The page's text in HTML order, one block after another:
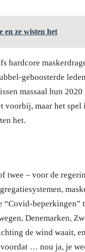
en ze wisten het
hardcore
geboosterde
massaal hun 2020
voorbij, maar het spel
het.
twee – voor de
“Covid-beperkingen”
Denemarken,
de wind waait,
… nou ja, je